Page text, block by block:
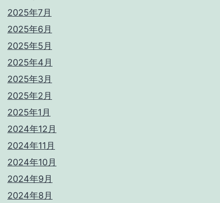
2025年7月
2025年6月
2025年5月
2025年4月
2025年3月
2025年2月
2025年1月
2024年12月
2024年11月
2024年10月
2024年9月
2024年8月